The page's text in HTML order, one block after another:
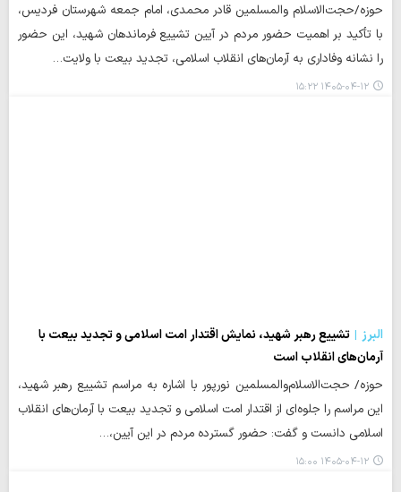
حوزه/حجت‌الاسلام والمسلمین قادر محمدی، امام جمعه شهرستان فردیس،
با تأکید بر اهمیت حضور مردم در آیین تشییع فرماندهان شهید، این حضور
را نشانه وفاداری به آرمان‌های انقلاب اسلامی، تجدید بیعت با ولایت…
۱۴۰۵-۰۴-۱۲ ۱۵:۲۲
البرز
تشییع رهبر شهید، نمایش اقتدار امت اسلامی و تجدید بیعت با
آرمان‌های انقلاب است
حوزه/ حجت‌الاسلام‌والمسلمین نورپور با اشاره به مراسم تشییع رهبر شهید،
این مراسم را جلوه‌ای از اقتدار امت اسلامی و تجدید بیعت با آرمان‌های انقلاب
اسلامی دانست و گفت: حضور گسترده مردم در این آیین،…
۱۴۰۵-۰۴-۱۲ ۱۵:۰۰